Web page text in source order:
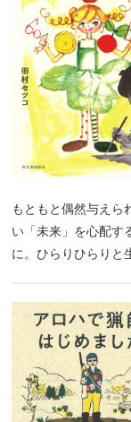
もともと偶然与えら
い「未来」を心配す
に。ひらりひらりと